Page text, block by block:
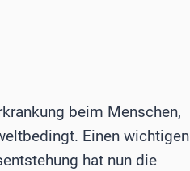
beim Menschen,
Einen wichtigen
hat nun die